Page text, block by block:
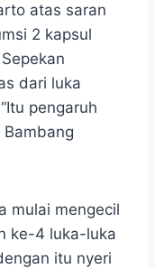
atas saran
2 kapsul
dari luka
pengaruh
Bambang
mulai mengecil
ke-4 luka-luka
itu nyeri